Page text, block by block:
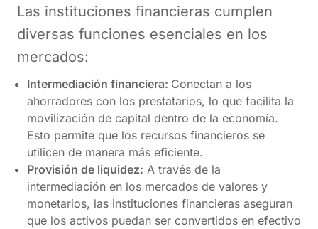
Las instituciones financieras cumplen
diversas funciones esenciales en los
mercados:
Intermediación financiera: Conectan a los
ahorradores con los prestatarios, lo que facilita la
movilización de capital dentro de la economía.
Esto permite que los recursos financieros se
utilicen de manera más eficiente.
Provisión de liquidez: A través de la
intermediación en los mercados de valores y
monetarios, las instituciones financieras aseguran
que los activos puedan ser convertidos en efectivo